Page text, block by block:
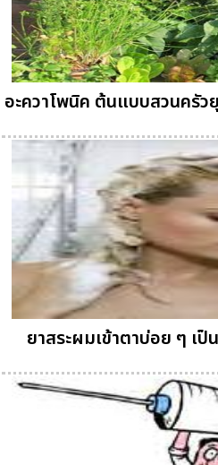
อะควาโพนิค ต้นแบบสวนครั
ยาสระผมเข้าตาบ่อย ๆ เ